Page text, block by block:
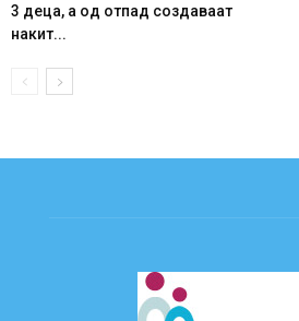
3 деца, а од отпад создаваат
накит...